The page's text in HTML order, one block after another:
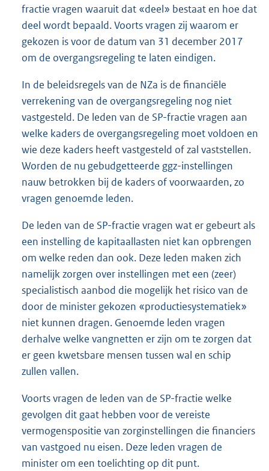
fractie vragen waaruit dat «deel» bestaat en hoe dat
deel wordt bepaald. Voorts vragen zij waarom er
gekozen is voor de datum van 31 december 2017
om de overgangsregeling te laten eindigen.
In de beleidsregels van de NZa is de financiële
verrekening van de overgangsregeling nog niet
vastgesteld. De leden van de SP-fractie vragen aan
welke kaders de overgangsregeling moet voldoen en
wie deze kaders heeft vastgesteld of zal vaststellen.
Worden de nu gebudgetteerde ggz-instellingen
nauw betrokken bij de kaders of voorwaarden, zo
vragen genoemde leden.
De leden van de SP-fractie vragen wat er gebeurt als
een instelling de kapitaallasten niet kan opbrengen
om welke reden dan ook. Deze leden maken zich
namelijk zorgen over instellingen met een (zeer)
specialistisch aanbod die mogelijk het risico van de
door de minister gekozen «productiesystematiek»
niet kunnen dragen. Genoemde leden vragen
derhalve welke vangnetten er zijn om te zorgen dat
er geen kwetsbare mensen tussen wal en schip
zullen vallen.
Voorts vragen de leden van de SP-fractie welke
gevolgen dit gaat hebben voor de vereiste
vermogenspositie van zorginstellingen die financiers
van vastgoed nu eisen. Deze leden vragen de
minister om een toelichting op dit punt.